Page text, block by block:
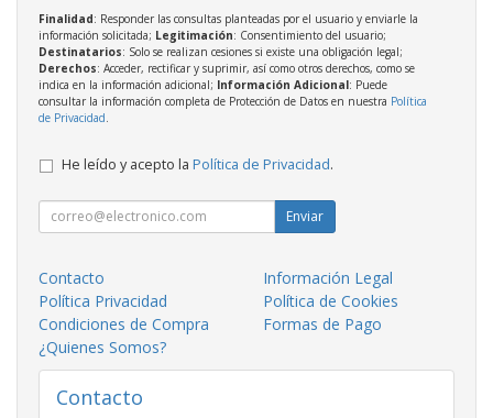
Finalidad: Responder las consultas planteadas por el usuario y enviarle la
información solicitada; Legitimación: Consentimiento del usuario;
Destinatarios: Solo se realizan cesiones si existe una obligación legal;
Derechos: Acceder, rectificar y suprimir, así como otros derechos, como se
indica en la información adicional; Información Adicional: Puede
consultar la información completa de Protección de Datos en nuestra Política
de Privacidad
He leído y acepto la Política de Privacidad.
Enviar
Contacto
Información Legal
Política Privacidad
Política de Cookies
Condiciones de Compra
Formas de Pago
¿Quienes Somos?
Contacto